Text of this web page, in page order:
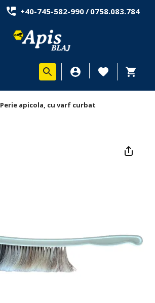
+40-745-582-990/ 0758.083.784
Perie apicola, cu varf curbat